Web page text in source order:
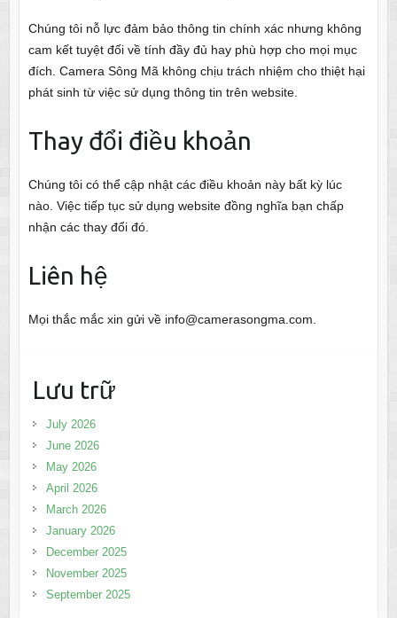
Chúng tôi nỗ lực đảm bảo thông tin chính xác nhưng không
cam kết tuyệt đối về tính đầy đủ hay phù hợp cho mọi mục
đích. Camera Sông Mã không chịu trách nhiệm cho thiệt hại
phát sinh từ việc sử dụng thông tin trên website.
Thay đổi điều khoản
Chúng tôi có thể cập nhật các điều khoản này bất kỳ lúc
nào. Việc tiếp tục sử dụng website đồng nghĩa bạn chấp
nhận các thay đổi đó.
Liên hệ
Mọi thắc mắc xin gửi về info@camerasongma.com
Lưu trữ
July 2026
June 2026
May 2026
April 2026
March 2026
January 2026
December 2025
November 2025
September 2025